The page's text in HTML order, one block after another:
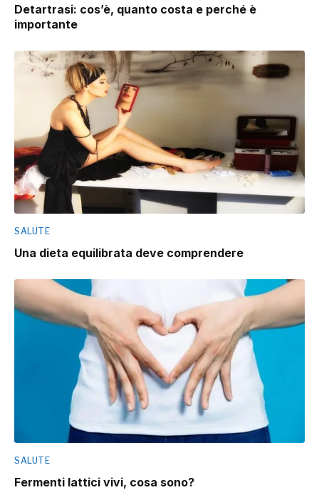
Detartrasi: cos’è, quanto costa e perché è
importante
SALUTE
Una dieta equilibrata deve comprendere
SALUTE
Fermenti lattici vivi, cosa sono?